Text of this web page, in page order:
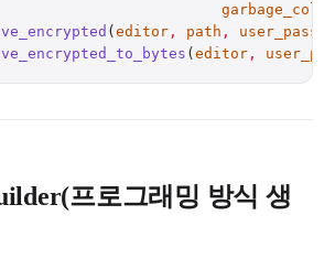
( editor , path ,
( editor ,
프로그래밍 방식 생